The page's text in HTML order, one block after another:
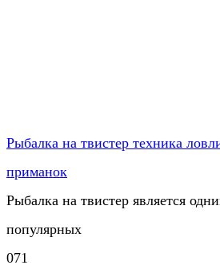
Рыбалка на твистер техника
приманок
Рыбалка на твистер является
популярных
071